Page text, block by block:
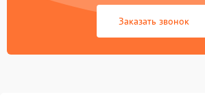
Сбой в работе инвертора
работе
2000 ₽
Заказать звонок